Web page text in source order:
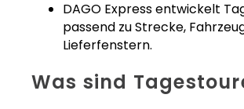
DAGO Express entwickelt
passend zu Strecke,
Lieferfenstern.
Was sind